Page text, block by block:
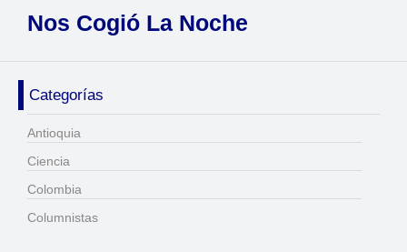
Nos Cogió La Noche
Categorías
Antioquia
Ciencia
Colombia
Columnistas